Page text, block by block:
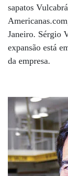
sapatos
Janeiro. Sérgio
expansão está
da empresa.